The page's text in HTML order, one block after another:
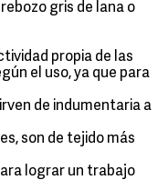
gris de lana o
propia de las
el uso, ya que para
de indumentaria a
son de tejido más
lograr un trabajo